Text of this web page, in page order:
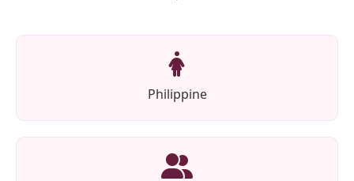
Philippine